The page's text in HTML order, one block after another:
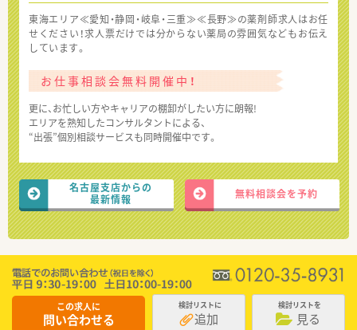
東海エリア≪愛知・静岡・岐阜・三重≫≪長野≫の薬剤師求人はお任
せください！求人票だけでは分からない薬局の雰囲気などもお伝え
しています。
お仕事相談会無料開催中！
更に、お忙しい方やキャリアの棚卸がしたい方に朗報!
エリアを熟知したコンサルタントによる、
“出張”個別相談サービスも同時開催中です。
名古屋支店からの
最新情報
無料相談会を予約
この求人に
問い合わせる
検討リストに
追加
検討リストを
見る